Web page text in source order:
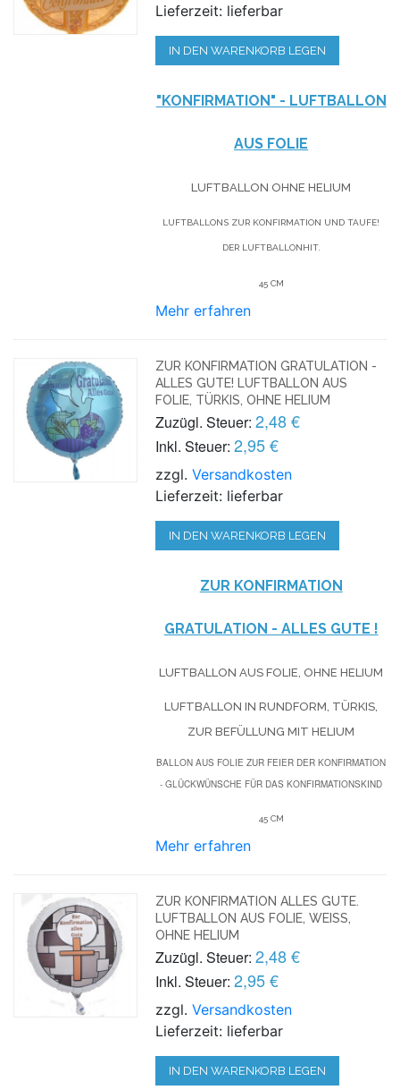
Lieferzeit: lieferbar
IN DEN WARENKORB LEGEN
"KONFIRMATION" - LUFTBALLON
AUS FOLIE
LUFTBALLON OHNE HELIUM
LUFTBALLONS ZUR KONFIRMATION UND TAUFE!
DER LUFTBALLONHIT.
45 CM
Mehr erfahren
ZUR KONFIRMATION GRATULATION -
ALLES GUTE! LUFTBALLON AUS
FOLIE, TÜRKIS, OHNE HELIUM
Zuzügl. Steuer: 2,48 €
Inkl. Steuer: 2,95 €
zzgl.Versandkosten
Lieferzeit: lieferbar
IN DEN WARENKORB LEGEN
ZUR KONFIRMATION
GRATULATION - ALLES GUTE !
LUFTBALLON AUS FOLIE, OHNE HELIUM
LUFTBALLON IN RUNDFORM, TÜRKIS,
ZUR BEFÜLLUNG MIT HELIUM
BALLON AUS FOLIE ZUR FEIER DER KONFIRMATION
- GLÜCKWÜNSCHE FÜR DAS KONFIRMATIONSKIND
45 CM
Mehr erfahren
ZUR KONFIRMATION ALLES GUTE.
LUFTBALLON AUS FOLIE, WEISS, O
HNE HELIUM
Zuzügl. Steuer: 2,48 €
Inkl. Steuer: 2,95 €
zzgl.Versandkosten
Lieferzeit: lieferbar
IN DEN WARENKORB LEGEN